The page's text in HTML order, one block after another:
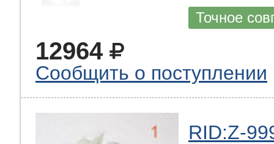
Точное
12964
Сообщить о поступлении
RID:Z-